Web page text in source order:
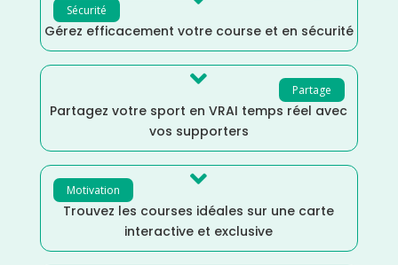
Sécurité
Gérez efficacement votre course et en sécurité
Partage

Partagez votre sport en VRAI temps réel avec
vos supporters
Motivation 
Trouvez les courses idéales sur une carte
interactive et exclusive